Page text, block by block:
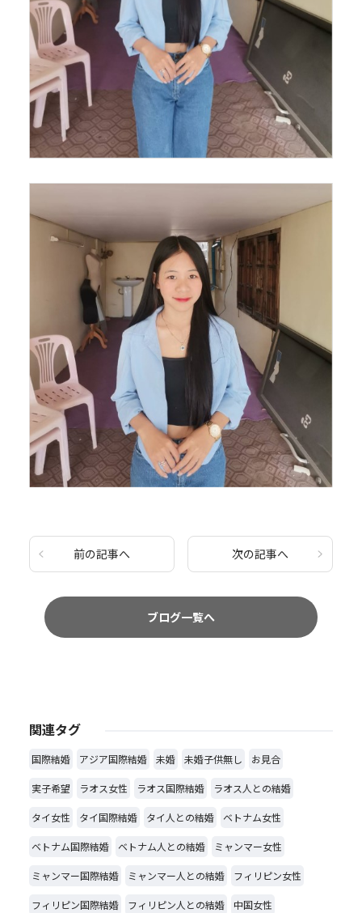
前の記事へ 次の記事へ
ブログ一覧へ
関連タグ
国際結婚 アジア国際結婚 未婚 未婚子供無し お見合
実子希望 ラオス女性 ラオス国際結婚 ラオス人との結婚
タイ女性 タイ国際結婚 タイ人との結婚 ベトナム女性
ベトナム国際結婚 ベトナム人との結婚 ミャンマー女性
ミャンマー国際結婚 ミャンマー人との結婚 フィリピン女性
フィリピン国際結婚 フィリピン人との結婚 中国女性